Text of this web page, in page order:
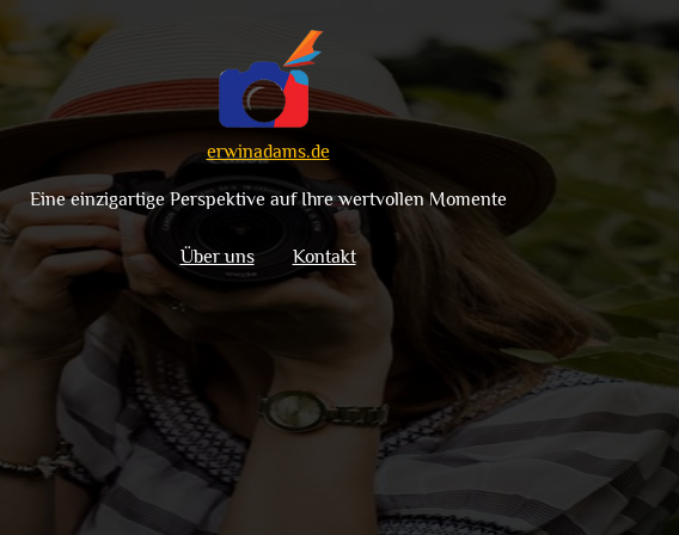
erwinadams.de
Eine einzigartige Perspektive auf Ihre wertvollen Momente
Über uns Kontakt